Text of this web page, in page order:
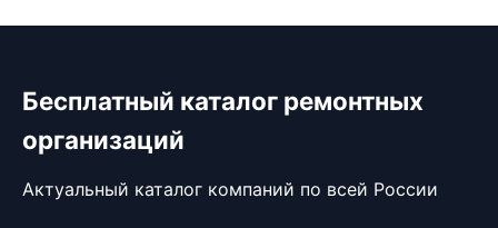
Бесплатный каталог ремонтных
организаций
Актуальный каталог компаний по всей России